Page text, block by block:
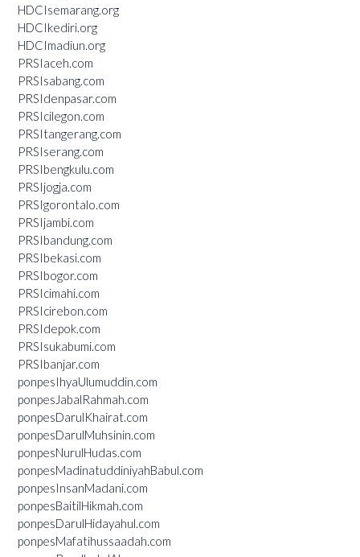
HDCIsemarang.org
HDCIkediri.org
HDCImadiun.org
PRSIaceh.com
PRSIsabang.com
PRSIdenpasar.com
PRSIcilegon.com
PRSItangerang.com
PRSIserang.com
PRSIbengkulu.com
PRSIjogja.com
PRSIgorontalo.com
PRSIjambi.com
PRSIbandung.com
PRSIbekasi.com
PRSIbogor.com
PRSIcimahi.com
PRSIcirebon.com
PRSIdepok.com
PRSIsukabumi.com
PRSIbanjar.com
ponpesIhyaUlumuddin.com
ponpesJabalRahmah.com
ponpesDarulKhairat.com
ponpesDarulMuhsinin.com
ponpesNurulHudas.com
ponpesMadinatuddiniyahBabul.com
ponpesInsanMadani.com
ponpesBaitilHikmah.com
ponpesDarulHidayahul.com
ponpesMafatihussaadah.com